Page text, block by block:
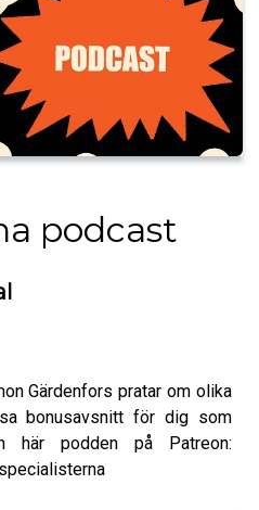
podcast
Gärdenfors pratar om olika
bonusavsnitt för dig som
här podden på Patreon: